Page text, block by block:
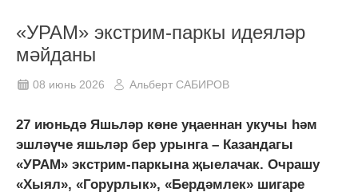
«УРАМ» экстрим-паркы идеяләр
мәйданы
08 июнь 2026 Альберт САБИРОВ
27 июньдә Яшьләр көне уңаеннан укучы һәм
эшләүче яшьләр бер урынга – Казандагы
«УРАМ» экстрим-паркына җыелачак. Очрашу
«Хыял», «Горурлык», «Бердәмлек» шигаре